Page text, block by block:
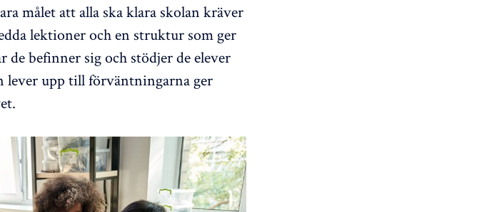
målet att alla ska klara skolan kräver
lektioner och en struktur som ger
befinner sig och stödjer de elever
lever upp till förväntningarna ger